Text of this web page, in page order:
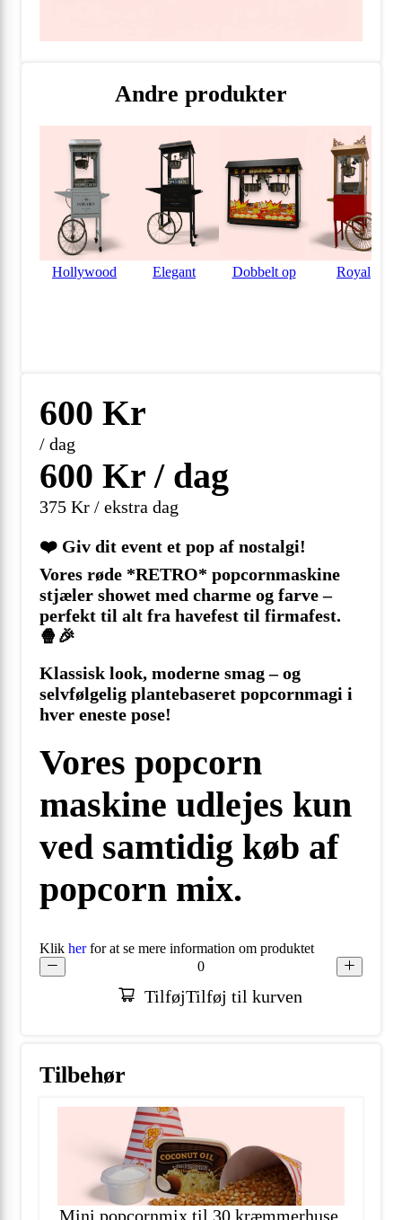
Andre produkter
Hollywood Elegant Dobbelt op Royal
600 Kr
/ dag
600 Kr / dag
375 Kr / ekstra dag
❤️ Giv dit event et pop af nostalgi!
Vores røde *RETRO* popcornmaskine
stjæler showet med charme og farve –
perfekt til alt fra havefest til firmafest.
🍿🎉
Klassisk look, moderne smag – og
selvfølgelig plantebaseret popcornmagi i
hver eneste pose!
Vores popcorn
maskine udlejes kun
ved samtidig køb af
popcorn mix.
Klik her for at se mere information om produktet
0
TilføjTilføj til kurven
Tilbehør
Mini popcornmix til 30 kræmmerhuse.